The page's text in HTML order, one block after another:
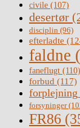
civile (107)
desertør
disciplin (96)
efterladte
faldne
faneflugt (110)
forbud (117)
forplejning
forsyninger
FR86